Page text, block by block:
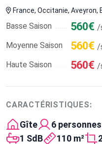
France, Occitanie, Aveyron,
Basse Saison 560€ /
Moyenne Saison
560€ /
Haute Saison
560€ /
CARACTÉRISTIQUES:
Gîte 6 personnes
1 SdB
110 m²